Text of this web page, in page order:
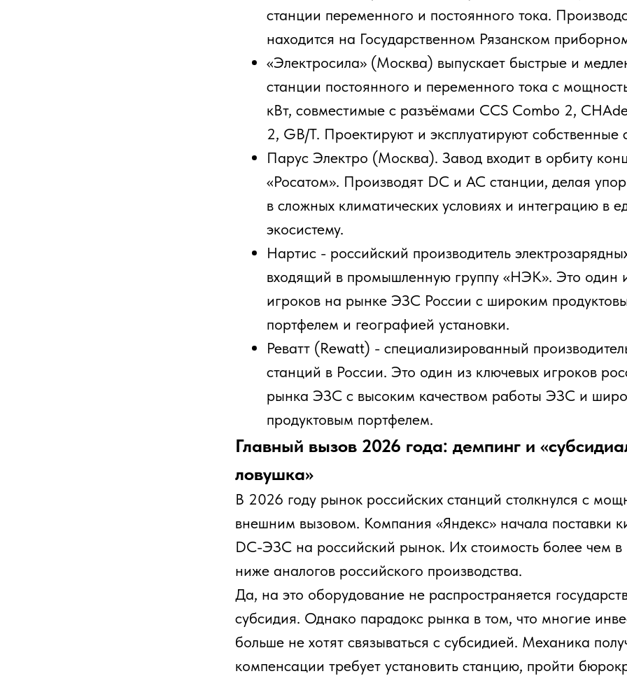
Нартис - российский производитель электрозарядных станций,
входящий в промышленную группу «НЭК». Это один из активных
игроков на рынке ЭЗС России с широким продуктовым
портфелем и географией установки.
Реватт (Rewatt) - специализированный производитель зарядных
станций в России. Это один из ключевых игроков российского
рынка ЭЗС с высоким качеством работы ЭЗС и широким
продуктовым портфелем.
Главный вызов 2026 года: демпинг и «субсидиальная
ловушка»
В 2026 году рынок российских станций столкнулся с мощнейшим
внешним вызовом. Компания «Яндекс» начала поставки китайских
DC-ЭЗС на российский рынок. Их стоимость более чем в 2 раза
ниже аналогов российского производства.
Да, на это оборудование не распространяется государственная
субсидия. Однако парадокс рынка в том, что многие инвесторы
больше не хотят связываться с субсидией. Механика получения
компенсации требует установить станцию, пройти бюрократические
круги, а затем 5 лет находиться под пристальным наблюдением
Минпромторга с риском штрафов при малейшем отклонении от
В результате инвесторы всё чаще выбирают стратегию «быстрой
окупаемости без бюрократии»: покупают китайские станции, вводят
станцию в эксплуатацию за недели, а не месяцы, и начинают
собирать выручку. Этот тренд создал главный вызов для
отечественных заводов - необходимость экстренного снижения
стоимости оборудования, сохраняя при этом маржинальность и
требования по локализации.
Рынок электромобилей продолжает расти, и вслед за ним